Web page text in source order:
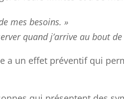
mes besoins. »
quand j’arrive au bout
a un effet préventif qui